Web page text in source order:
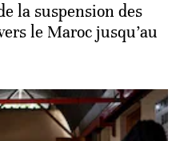
la suspension des
le Maroc jusqu’au